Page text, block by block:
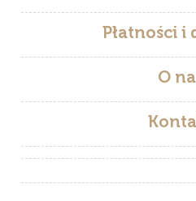
Płatności i
O